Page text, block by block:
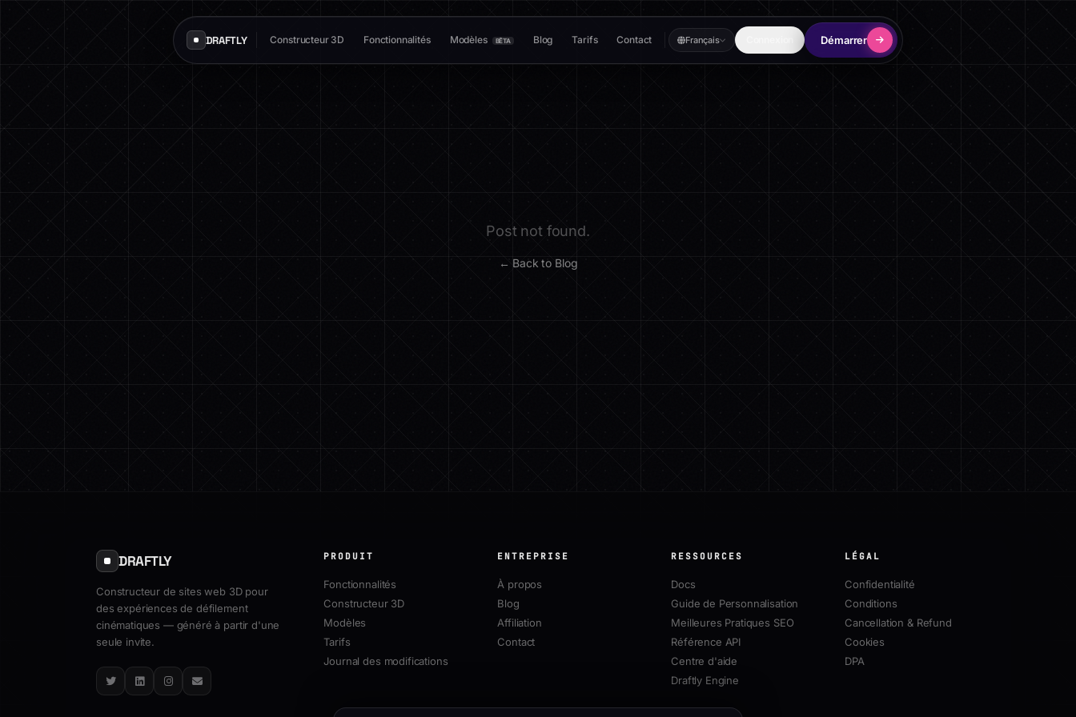
DRAFTLY Constructeur 3D Fonctionnalités Modèles BÊTA Blog Tarifs Contact Français Démarrer
Post not found.
← Back to Blog
DRAFTLY
Constructeur de sites web 3D pour
des expériences de défilement
cinématiques — généré à partir d'une
seule invite.
TwitterLinkedInInstagram
Email
PRODUIT
Fonctionnalités
Constructeur 3D
Modèles
Tarifs
Journal des modifications
ENTREPRISE
À propos
Blog
Affiliation
Contact
RESSOURCES
Docs
Guide de Personnalisation
Meilleures Pratiques SEO
Référence API
Centre d'aide
Draftly Engine
LÉGAL
Confidentialité
Conditions
Cancellation & Refund
Cookies
DPA